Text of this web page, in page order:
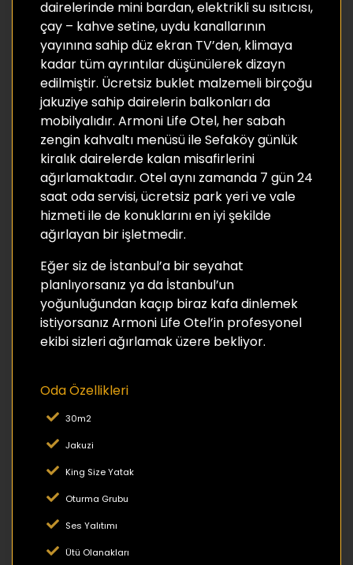
dairelerinde mini bardan, elektrikli su ısıtıcısı,
çay – kahve setine, uydu kanallarının
yayınına sahip düz ekran TV’den, klimaya
kadar tüm ayrıntılar düşünülerek dizayn
edilmiştir. Ücretsiz buklet malzemeli birçoğu
jakuziye sahip dairelerin balkonları da
mobilyalıdır. Armoni Life Otel, her sabah
zengin kahvaltı menüsü ile Sefaköy günlük
kiralık dairelerde kalan misafirlerini
ağırlamaktadır. Otel aynı zamanda 7 gün 24
saat oda servisi, ücretsiz park yeri ve vale
hizmeti ile de konuklarını en iyi şekilde
ağırlayan bir işletmedir.
Eğer siz de İstanbul’a bir seyahat
planlıyorsanız ya da İstanbul’un
yoğunluğundan kaçıp biraz kafa dinlemek
istiyorsanız Armoni Life Otel’in profesyonel
ekibi sizleri ağırlamak üzere bekliyor.
Oda Özellikleri
30m2
Jakuzi
King Size Yatak
Oturma Grubu
Ses Yalıtımı
Ütü Olanakları